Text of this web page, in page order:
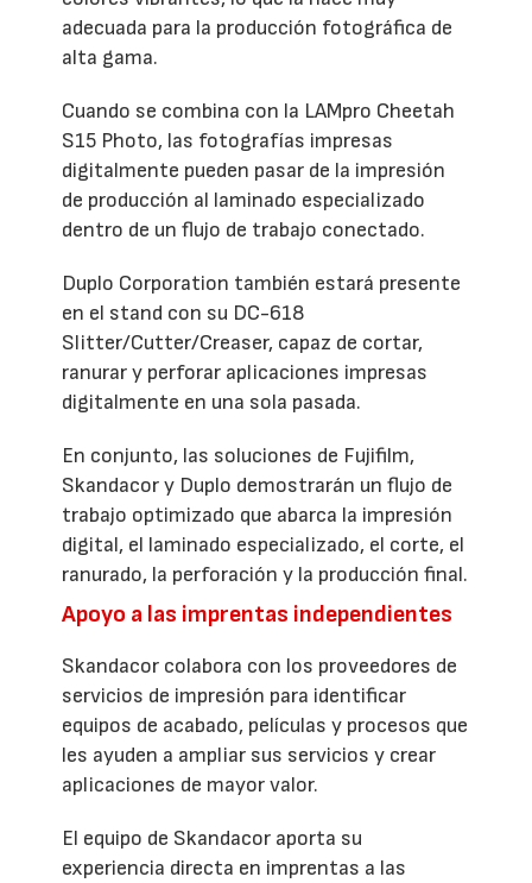
adecuada para la producción fotográfica de
alta gama.
Cuando se combina con la LAMpro Cheetah
S15 Photo, las fotografías impresas
digitalmente pueden pasar de la impresión
de producción al laminado especializado
dentro de un flujo de trabajo conectado.
Duplo Corporation también estará presente
en el stand con su DC-618
Slitter/Cutter/Creaser, capaz de cortar,
ranurar y perforar aplicaciones impresas
digitalmente en una sola pasada.
En conjunto, las soluciones de Fujifilm,
Skandacor y Duplo demostrarán un flujo de
trabajo optimizado que abarca la impresión
digital, el laminado especializado, el corte, el
ranurado, la perforación y la producción final.
Apoyo a las imprentas independientes
Skandacor colabora con los proveedores de
servicios de impresión para identificar
equipos de acabado, películas y procesos que
les ayuden a ampliar sus servicios y crear
aplicaciones de mayor valor.
El equipo de Skandacor aporta su
experiencia directa en imprentas a las